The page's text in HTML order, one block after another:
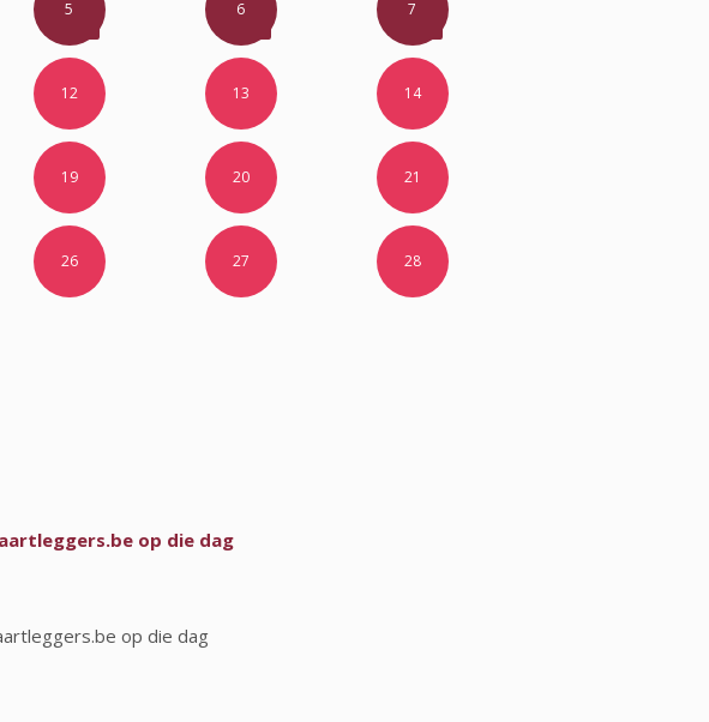
5 6 7
12 13 14
19 20 21
26 27 28
op die dag
op die dag